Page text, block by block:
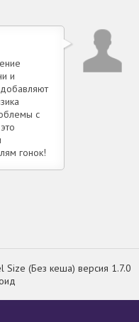
и
с
гонок!
Size (Без кеша) версия 1.7.0